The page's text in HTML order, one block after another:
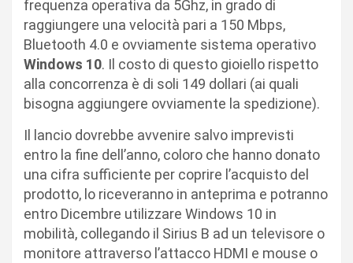
frequenza operativa da 5Ghz, in grado di
raggiungere una velocità pari a 150 Mbps,
Bluetooth 4.0 e ovviamente sistema operativo
Windows 10. Il costo di questo gioiello rispetto
alla concorrenza è di soli 149 dollari (ai quali
bisogna aggiungere ovviamente la spedizione).
Il lancio dovrebbe avvenire salvo imprevisti
entro la fine dell’anno, coloro che hanno donato
una cifra sufficiente per coprire l’acquisto del
prodotto, lo riceveranno in anteprima e potranno
entro Dicembre utilizzare Windows 10 in
mobilità, collegando il Sirius B ad un televisore o
monitore attraverso l’attacco HDMI e mouse o